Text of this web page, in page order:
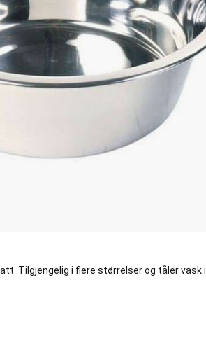
Tilgjengelig i flere størrelser og tåler vask i